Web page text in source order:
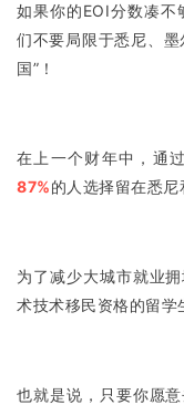
如果你的EOI分数凑不
们不要局限于悉尼、
国”！
在上一个财年中，通
87%的人选择留在悉尼
为了减少大城市就业
术技术移民资格的留学
也就是说，只要你愿